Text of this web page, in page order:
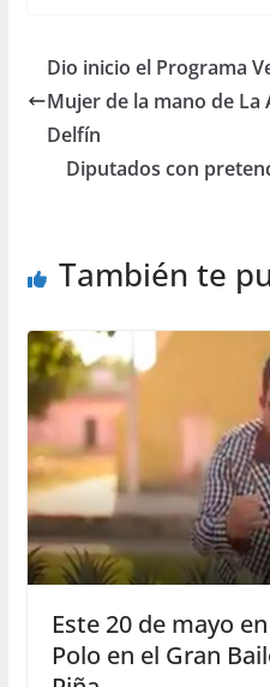
Dio inicio el Programa
Mujer de la mano de La
Delfín
Diputados con
También te
Este 20 de mayo
Polo en el Gran